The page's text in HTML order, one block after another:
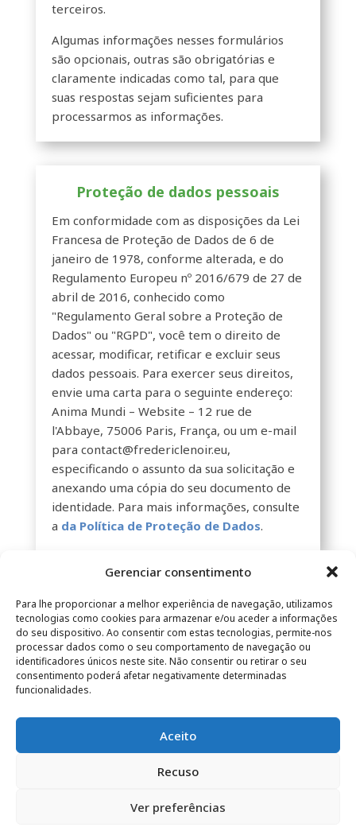
Gerenciar consentimento
Para lhe proporcionar a melhor experiência de navegação, utilizamos
tecnologias como cookies para armazenar e/ou aceder a informações
do seu dispositivo. Ao consentir com estas tecnologias, permite-nos
processar dados como o seu comportamento de navegação ou
identificadores únicos neste site. Não consentir ou retirar o seu
consentimento poderá afetar negativamente determinadas
funcionalidades.
Aceito
Recuso
Ver preferências
terceiros.
Algumas informações nesses formulários
são opcionais, outras são obrigatórias e
claramente indicadas como tal, para que
suas respostas sejam suficientes para
processarmos as informações.
Proteção de dados pessoais
Em conformidade com as disposições da Lei
Francesa de Proteção de Dados de 6 de
janeiro de 1978, conforme alterada, e do
Regulamento Europeu nº 2016/679 de 27 de
abril de 2016, conhecido como
"Regulamento Geral sobre a Proteção de
Dados" ou "RGPD", você tem o direito de
acessar, modificar, retificar e excluir seus
dados pessoais. Para exercer seus direitos,
envie uma carta para o seguinte endereço:
Anima Mundi – Website – 12 rue de
l'Abbaye, 75006 Paris, França, ou um e-mail
para contact@fredericlenoir.eu,
especificando o assunto da sua solicitação e
anexando uma cópia do seu documento de
identidade. Para mais informações, consulte
a da Política de Proteção de Dados.
CONTATO–AVISO LEGAL–PÁGINA DO LEITOR–
RESERVADOS